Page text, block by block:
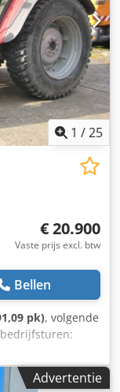
1 /25
€ 20.900
Vaste prijs excl. btw
Bellen
pk), volgende
kort in gebruik.
Advertentie